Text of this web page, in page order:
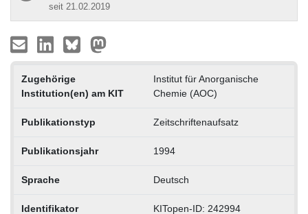
seit 21.02.2019
Zugehörige
Institution(en) am KIT
Institut für Anorganische
Chemie (AOC)
Publikationstyp Zeitschriftenaufsatz
Publikationsjahr 1994
Sprache Deutsch
Identifikator KITopen-ID: 242994